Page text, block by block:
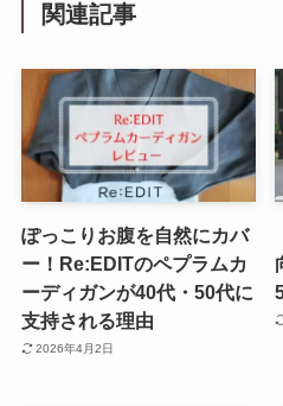
関連記事
ぽっこりお腹を自然にカバ
ー！Re:EDITのペプラムカ
ーディガンが40代・50代に
支持される理由
2026年4月2日